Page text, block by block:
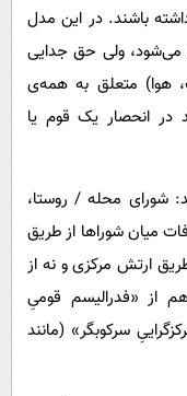
باشند. در این مدل
می‌شود، ولی حق جدایی
هوا) متعلق به همه‌ی
انحصار یک قوم یا
شورای محله / روستا،
میان شوراها از طریق
ارتش مرکزی و نه از
از «فدرالیسم قومیِ
سرکوبگر» (مانند